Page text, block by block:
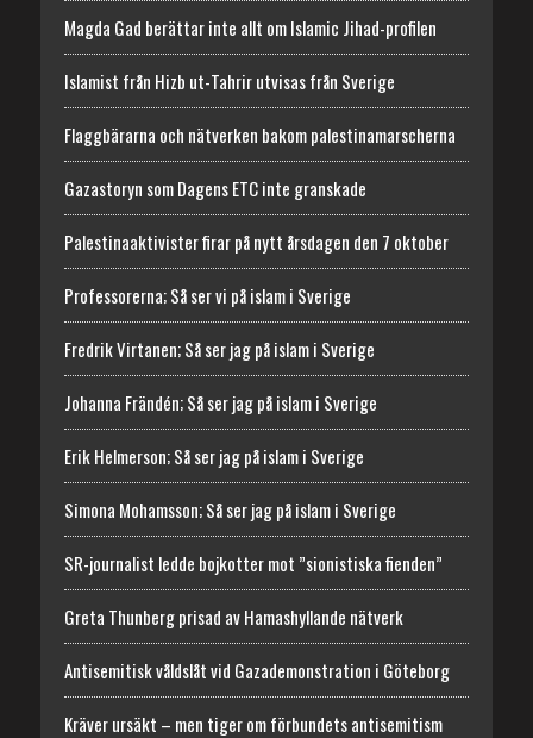
Magda Gad berättar inte allt om Islamic Jihad-profilen
Islamist från Hizb ut-Tahrir utvisas från Sverige
Flaggbärarna och nätverken bakom palestinamarscherna
Gazastoryn som Dagens ETC inte granskade
Palestinaaktivister firar på nytt årsdagen den 7 oktober
Professorerna; Så ser vi på islam i Sverige
Fredrik Virtanen; Så ser jag på islam i Sverige
Johanna Frändén; Så ser jag på islam i Sverige
Erik Helmerson; Så ser jag på islam i Sverige
Simona Mohamsson; Så ser jag på islam i Sverige
SR-journalist ledde bojkotter mot ”sionistiska fienden”
Greta Thunberg prisad av Hamashyllande nätverk
Antisemitisk våldslåt vid Gazademonstration i Göteborg
Kräver ursäkt – men tiger om förbundets antisemitism